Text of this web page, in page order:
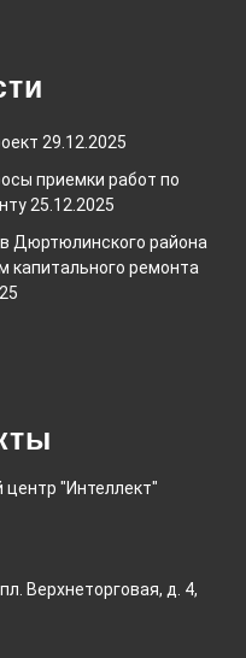
29.12.2025
приемки работ по
25.12.2025
Дюртюлинского района
капитального ремонта
"Интеллект"
Верхнеторговая, д. 4,